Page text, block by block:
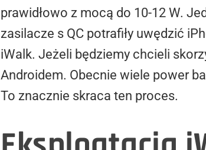
prawidłowo z mocą do 10-12 W.
zasilacze s QC potrafiły uwędzić
iWalk. Jeżeli będziemy chcieli
Androidem. Obecnie wiele power
To znacznie skraca ten proces.